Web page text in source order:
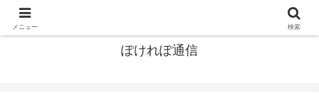
ぽけれぽ通信
メニュー 検索